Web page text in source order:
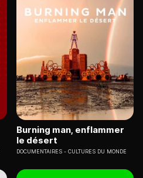
Burning man, enflammer
le désert
DOCUMENTAIRES CULTURES DU MONDE